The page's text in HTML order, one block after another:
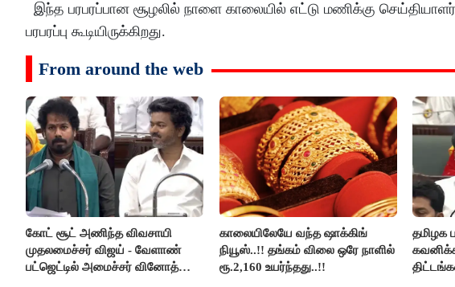
இந்த பரபரப்பான சூழலில் நாளை காலையில் எட்டு மணிக்கு
பரபரப்பு கூடியிருக்கிறது.
From around the web
கோட் சூட் அணிந்த விவசாயி
முதலமைச்சர் விஜய் - வேளாண்
பட்ஜெட்டில் அமைச்சர் வினோத்
காலையிலேயே வந்த ஷாக்கிங்
நியூஸ்..!! தங்கம் விலை ஒரே நாளில்
ரூ.2,160 உயர்ந்தது..!!
தமிழக